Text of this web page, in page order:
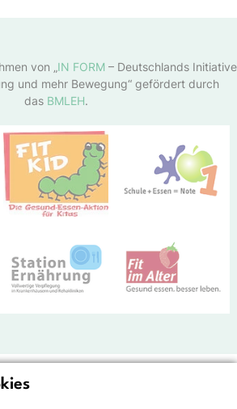
von „ IN FORM– Deutschlands Initiative
und mehr Bewegung“ gefördert durch
das BMLEH.